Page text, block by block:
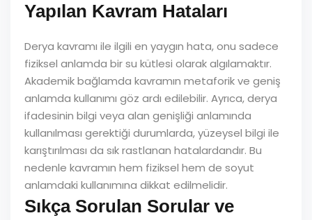
Yapılan Kavram Hataları
Derya kavramı ile ilgili en yaygın hata, onu sadece
fiziksel anlamda bir su kütlesi olarak algılamaktır.
Akademik bağlamda kavramın metaforik ve geniş
anlamda kullanımı göz ardı edilebilir. Ayrıca, derya
ifadesinin bilgi veya alan genişliği anlamında
kullanılması gerektiği durumlarda, yüzeysel bilgi ile
karıştırılması da sık rastlanan hatalardandır. Bu
nedenle kavramın hem fiziksel hem de soyut
anlamdaki kullanımına dikkat edilmelidir.
Sıkça Sorulan Sorular ve